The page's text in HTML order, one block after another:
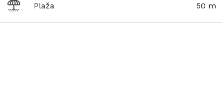
Plaža 50 m